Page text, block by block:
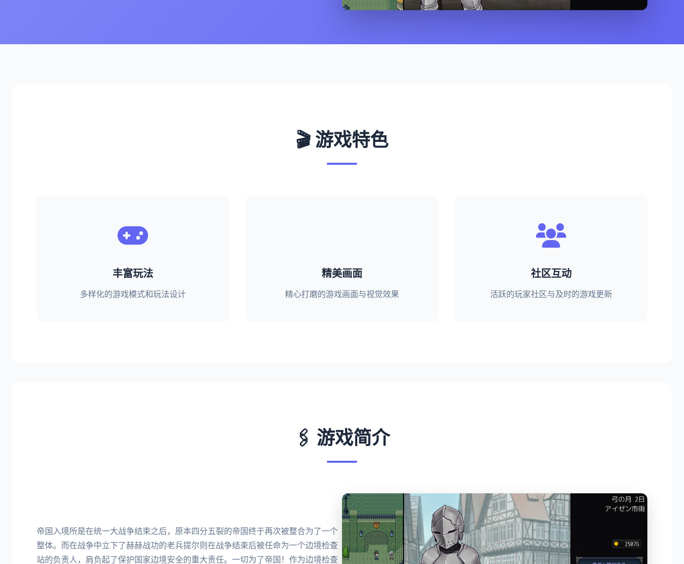
🎬 游戏特色
丰富玩法
多样化的游戏模式和玩法设计
精美画面
精心打磨的游戏画面与视觉效果
社区互动
活跃的玩家社区与及时的游戏更新
🖇️ 游戏简介
帝国入境所是在统一大战争结束之后，原本四分五裂的帝国终于再次被整合为了一个
整体。而在战争中立下了赫赫战功的老兵提尔则在战争结束后被任命为一个边境检查
站的负责人，肩负起了保护国家边境安全的重大责任。一切为了帝国！作为边境检查